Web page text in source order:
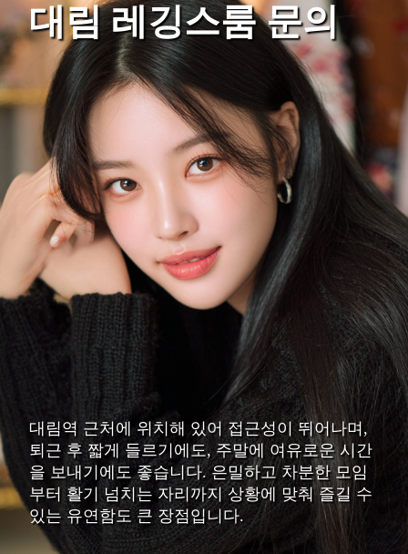
대림 레깅스룸 문의
대림역 근처에 위치해 있어 접근성이 뛰어나며,
퇴근 후 짧게 들르기에도, 주말에 여유로운 시간
을 보내기에도 좋습니다. 은밀하고 차분한 모임
부터 활기 넘치는 자리까지 상황에 맞춰 즐길 수
있는 유연함도 큰 장점입니다.